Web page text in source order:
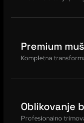
Premium
Kompletna
Oblikovanje
Profesionalno